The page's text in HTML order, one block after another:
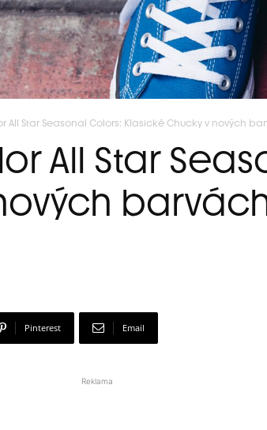
All Star Seasonal Colors: Klasické Chucky v nových
All Star
Pinterest Email
Reklama